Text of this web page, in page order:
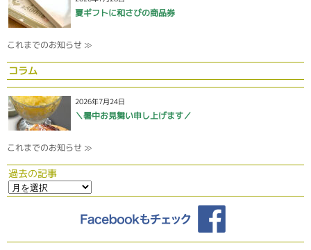
夏ギフトに和さびの商品券
これまでのお知らせ ≫
コラム
2026年7月24日
＼暑中お見舞い申し上げます／
これまでのお知らせ ≫
過去の記事